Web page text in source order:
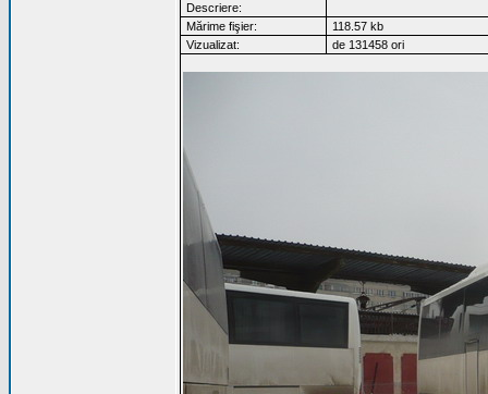
Descriere:
Mărime fişier:
118.57 kb
Vizualizat:
de 131458 ori